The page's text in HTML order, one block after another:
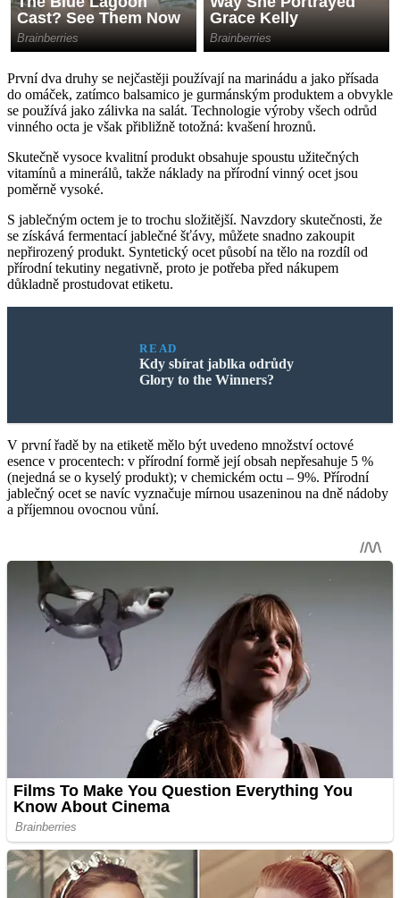
První dva druhy se nejčastěji používají na marinádu a jako přísada
do omáček, zatímco balsamico je gurmánským produktem a obvykle
se používá jako zálivka na salát. Technologie výroby všech odrůd
vinného octa je však přibližně totožná: kvašení hroznů.
Skutečně vysoce kvalitní produkt obsahuje spoustu užitečných
vitamínů a minerálů, takže náklady na přírodní vinný ocet jsou
poměrně vysoké.
S jablečným octem je to trochu složitější. Navzdory skutečnosti, že
se získává fermentací jablečné šťávy, můžete snadno zakoupit
nepřirozený produkt. Syntetický ocet působí na tělo na rozdíl od
přírodní tekutiny negativně, proto je potřeba před nákupem
důkladně prostudovat etiketu.
READ
Kdy sbírat jablka odrůdy
Glory to the Winners?
V první řadě by na etiketě mělo být uvedeno množství octové
esence v procentech: v přírodní formě její obsah nepřesahuje 5 %
(nejedná se o kyselý produkt); v chemickém octu – 9%. Přírodní
jablečný ocet se navíc vyznačuje mírnou usazeninou na dně nádoby
a příjemnou ovocnou vůní.